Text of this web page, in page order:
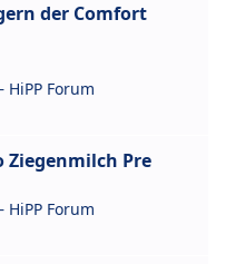
der Comfort
HiPP Forum
Ziegenmilch Pre
HiPP Forum